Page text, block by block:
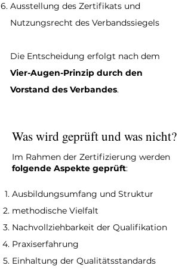
Ausstellung des Zertifikats und
Nutzungsrecht des Verbandssiegels
Die Entscheidung erfolgt nach dem
Vier-Augen-Prinzip durch den
Vorstand des Verbandes.
Was wird geprüft und was nicht?
Im Rahmen der Zertifizierung werden
folgende Aspekte geprüft:
Ausbildungsumfang und Struktur
methodische Vielfalt
Nachvollziehbarkeit der Qualifikation
Praxiserfahrung
Einhaltung der Qualitätsstandards